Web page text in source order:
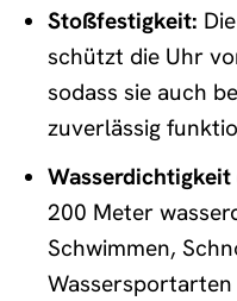
Stoßfestigkeit:
schützt die Uhr
sodass sie auch
zuverlässig
Wasserdichtigkeit
200 Meter
Schwimmen,
Wassersportarten